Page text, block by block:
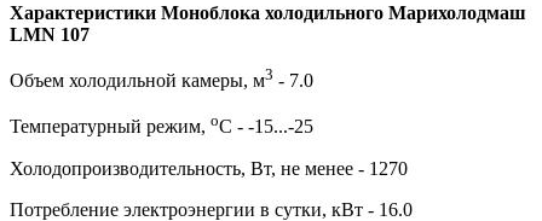
Характеристики Моноблока холодильного Марихолодмаш
LMN 107
Объем холодильной камеры, м3 - 7.0
Температурный режим, оС - -15...-25
Холодопроизводительность, Вт, не менее - 1270
Потребление электроэнергии в сутки, кВт - 16.0